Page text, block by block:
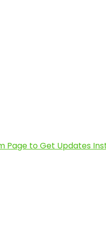
Page to Get Updates